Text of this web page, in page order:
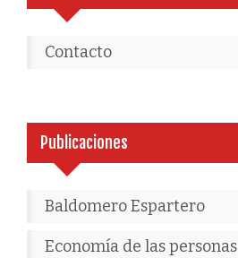
Contacto
Publicaciones
Baldomero Espartero
Economía de las personas